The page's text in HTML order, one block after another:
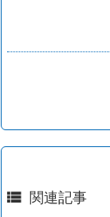
 関連記事